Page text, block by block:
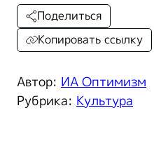
Автор: ИА Оптимизм
Рубрика: Культура
Поделиться
Копировать ссылку